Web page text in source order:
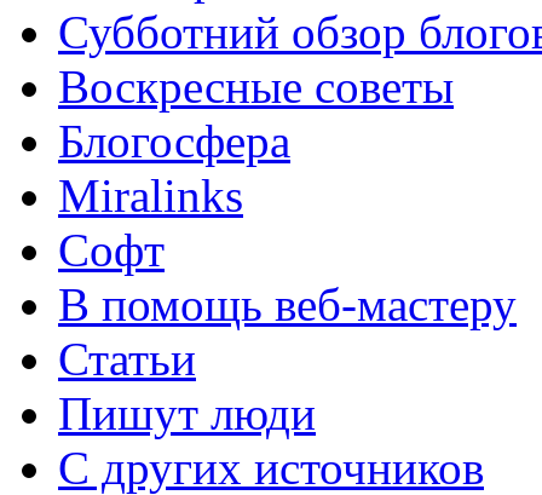
Субботний обзор
Воскресные советы
Блогосфера
Miralinks
Софт
В помощь веб-мастеру
Статьи
Пишут люди
С других источников